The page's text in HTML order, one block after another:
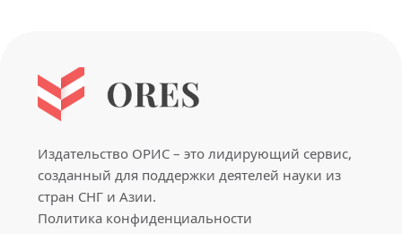
Издательство ОРИС – это лидирующий сервис,
созданный для поддержки деятелей науки из
стран СНГ и Азии.
Политика конфиденциальности